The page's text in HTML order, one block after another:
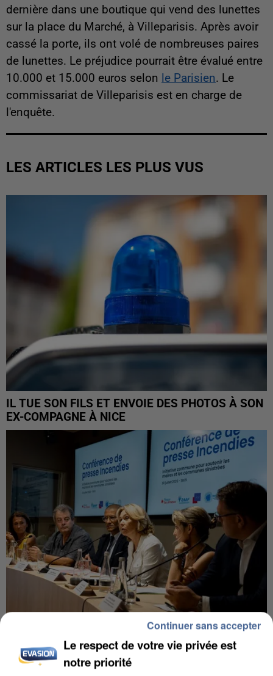
dernière dans une boutique qui vend des lunettes
sur la place du Marché, à Villeparisis. Après avoir
cassé la porte, ils ont volé de nombreuses paires
de lunettes. Le préjudice pourrait être évalué entre
10.000 et 15.000 euros selon le Parisien. Le
commissariat de Villeparisis est en charge de
l'enquête.
LES ARTICLES LES PLUS VUS
IL TUE SON FILS ET ENVOIE DES PHOTOS À SON
EX-COMPAGNE À NICE
INCENDIES : L’ÎLE-DE-FRANCE LANCE UN ÉLAN
DE SOLIDARITÉ AVEC LES...
Le respect de votre vie privée est
notre priorité
Continuer sans accepter